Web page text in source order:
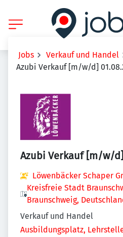
Jobs
Verkauf und Handel
Azubi Verkauf [m/w/d]
Azubi Verkauf [m/w/d]
Löwenbäcker Schaper
Kreisfreie Stadt
Braunschweig,
Verkauf und Handel
Ausbildungsplatz,